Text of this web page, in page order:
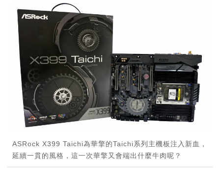
ASRock X399 Taichi為華擎的Taichi系列主機板注入新血，
延續一貫的風格，這一次華擎又會端出什麼牛肉呢？